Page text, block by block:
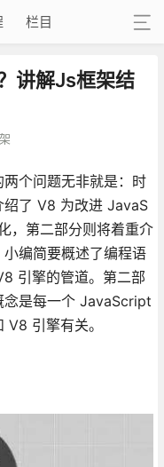
栏目
讲解Js框架结
个问题无非就是：时
绍了 V8 为改进 JavaS
，第二部分则将着重介
编简要概述了编程语
引擎的管道。第二部
念是每一个 JavaScript
引擎有关。